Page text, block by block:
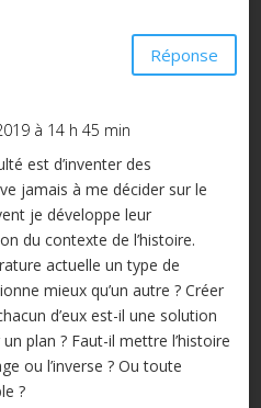
Réponse
à 14 h 45 min
est d’inventer des
jamais à me décider sur le
je développe leur
du contexte de l’histoire.
actuelle un type de
mieux qu’un autre ? Créer
d’eux est-il une solution
plan ? Faut-il mettre l’histoire
ou l’inverse ? Ou toute
?